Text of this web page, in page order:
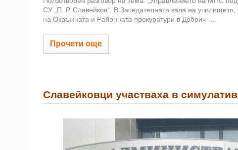
СУ „П. Р. Славейков“. В Заседателната зала на
на Окръжната и Районната прокуратури в Добрич -...
Прочети още
Славейковци участваха в